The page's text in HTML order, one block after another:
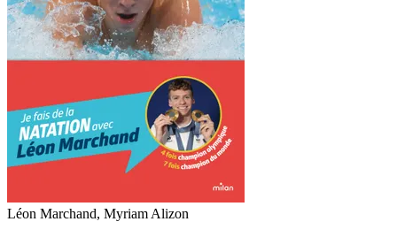
Léon Marchand, Myriam Alizon